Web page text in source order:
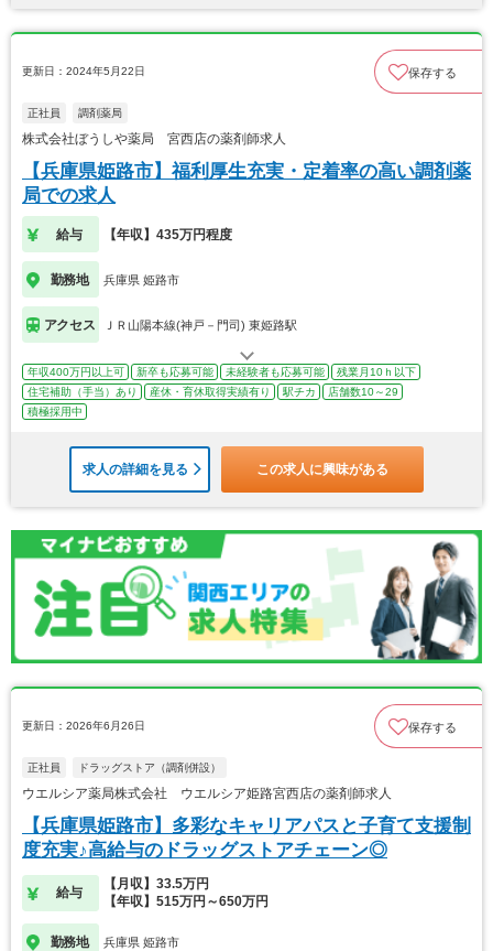
更新日：2024年5月22日 保存する
正社員 調剤薬局
株式会社ぼうしや薬局 宮西店の薬剤師求人
【兵庫県姫路市】福利厚生充実・定着率の高い調剤薬
局での求人
給与 【年収】435万円程度
勤務地 兵庫県 姫路市
アクセス ＪＲ山陽本線(神戸－門司) 東姫路駅
年収400万円以上可 新卒も応募可能 未経験者も応募可能
残業月10ｈ以下
住宅補助（手当）あり
産休・育休取得実績有り 駅チカ
店舗数10～29
積極採用中
求人の詳細を見る この求人に興味がある
更新日：2026年6月26日 保存する
正社員 ドラッグストア（調剤併設）
ウエルシア薬局株式会社 ウエルシア姫路宮西店の薬剤師求人
【兵庫県姫路市】多彩なキャリアパスと子育て支援制
度充実♪高給与のドラッグストアチェーン◎
給与
【月収】33.5万円
【年収】515万円～650万円
勤務地 兵庫県 姫路市